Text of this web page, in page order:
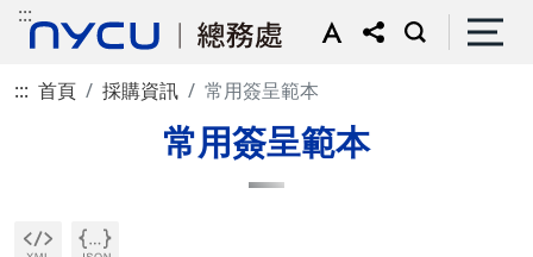
:::
::: 首頁 採購資訊 常用簽呈範本
常用簽呈範本